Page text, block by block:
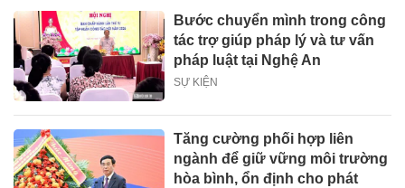
Bước chuyển mình trong công
tác trợ giúp pháp lý và tư vấn
pháp luật tại Nghệ An
SỰ KIỆN
Tăng cường phối hợp liên
ngành để giữ vững môi trường
hòa bình, ổn định cho phát